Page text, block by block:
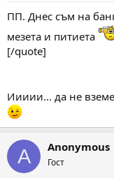
ПП. Днес съм на
мезета и питиета
[/quote]
Иииии... да не
A Anonymous
Гост